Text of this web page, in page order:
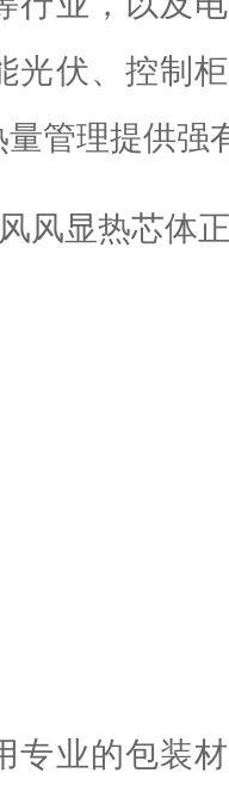
光伏、控制
管理提供强
专业的包装